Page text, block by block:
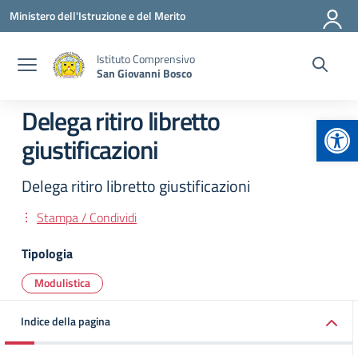
Vai ai contenuti
Vai al menu di navigazione
Vai al footer
Ministero dell'Istruzione e del Merito
Istituto Comprensivo
San Giovanni Bosco
Delega ritiro libretto
giustificazioni
Delega ritiro libretto giustificazioni
Stampa / Condividi
Tipologia
Modulistica
Indice della pagina